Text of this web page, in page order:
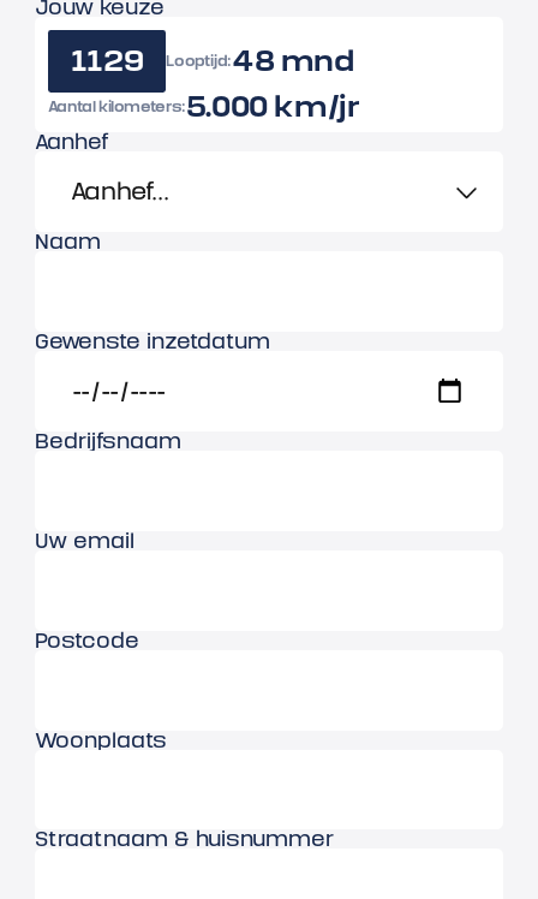
Jouw keuze
1129 Looptijd:48 mnd
Aantal kilometers:5.000 km/jr
Aanhef
Naam
Gewenste inzetdatum
Bedrijfsnaam
Uw email
Postcode
Woonplaats
Straatnaam & huisnummer